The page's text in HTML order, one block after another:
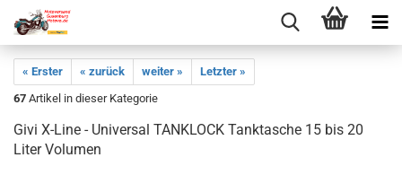
« Erster « zurück weiter »
Letzter »
67 Artikel in dieser Kategorie
Givi X-Line - Universal TANKLOCK Tanktasche 15 bis 20
Liter Volumen